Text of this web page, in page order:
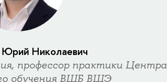
Николаевич
профессор практики Центра
обучения ВШБ ВШЭ